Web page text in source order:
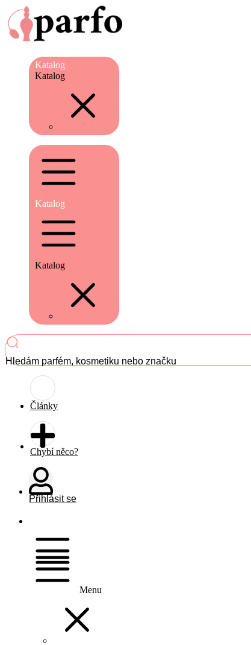
Katalog
Katalog
Katalog
Katalog
Hledám parfém, kosmetiku nebo značku
Články
Chybí něco?
Přihlásit se
Menu